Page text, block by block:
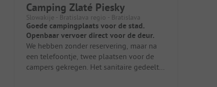
Camping Zlaté Piesky
Slowakije - Bratislava regio - Bratislava
Goede campingplaats voor de stad.
Openbaar vervoer direct voor de deur.
We hebben zonder reservering, maar na
een telefoontje, twee plaatsen voor de
campers gekregen. Het sanitaire gedeelte